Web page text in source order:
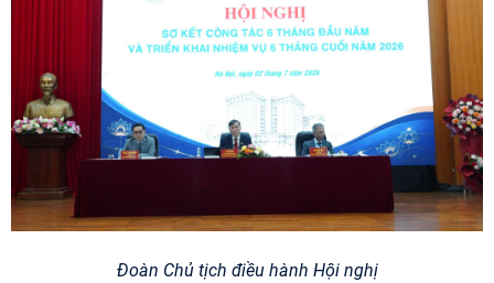
Đoàn Chủ tịch điều hành Hội nghị